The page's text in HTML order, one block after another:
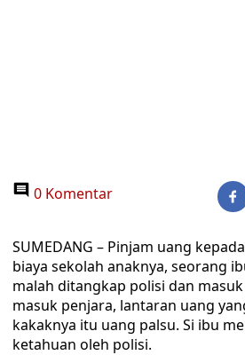
0 Komentar
SUMEDANG – Pinjam uang
biaya sekolah anaknya, seorang
malah ditangkap polisi dan
masuk penjara, lantaran uang
kakaknya itu uang palsu. Si ibu
ketahuan oleh polisi.